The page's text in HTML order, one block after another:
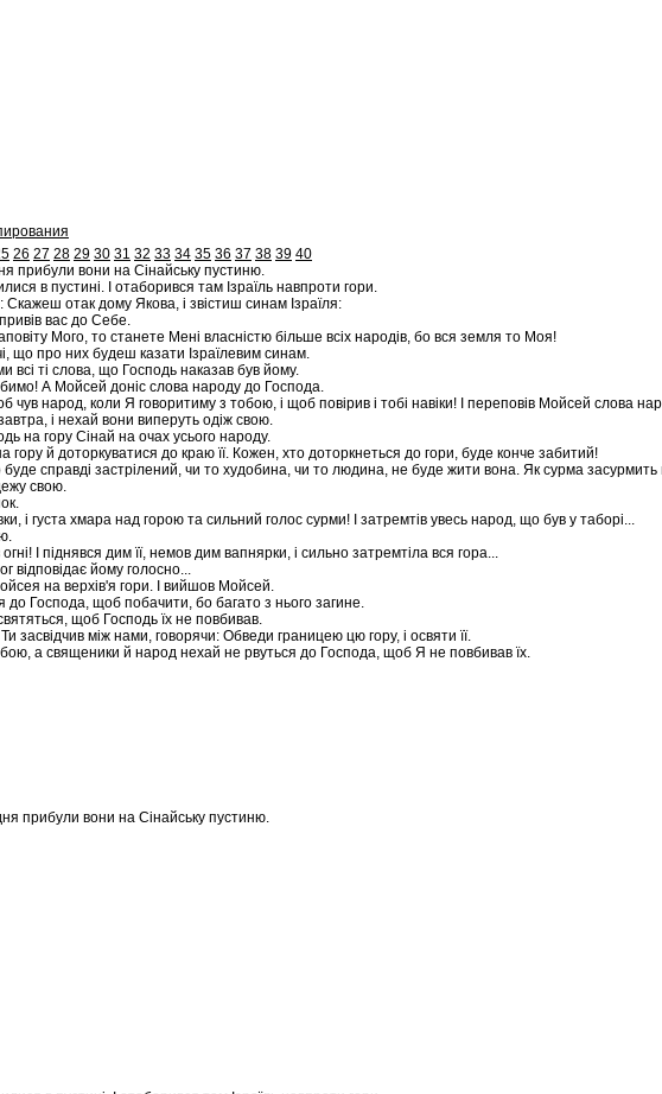
26 27 28 29 30 31 32 33 34 35 36 37 38 39 40
прибули вони на Сінайську пустиню.
в пустині. І отаборився там Ізраїль навпроти гори.
Скажеш отак дому Якова, і звістиш синам Ізраїля:
вас до Себе.
Мого, то станете Мені власністю більше всіх народів, бо вся земля то Моя!
що про них будеш казати Ізраїлевим синам.
всі ті слова, що Господь наказав був йому.
А Мойсей доніс слова народу до Господа.
народ, коли Я говоритиму з тобою, і щоб повірив і тобі навіки! І переповів Мойсей слова
і нехай вони виперуть одіж свою.
на гору Сінай на очах усього народу.
й доторкуватися до краю її. Кожен, хто доторкнеться до гори, буде конче забитий!
справді застрілений, чи то худобина, чи то людина, не буде жити вона. Як сурма
свою.
і густа хмара над горою та сильний голос сурми! І затремтів увесь народ, що був у таборі...
І піднявся дим її, немов дим вапнярки, і сильно затремтіла вся гора...
відповідає йому голосно...
на верхів'я гори. І вийшов Мойсей.
Господа, щоб побачити, бо багато з нього загине.
щоб Господь їх не повбивав.
між нами, говорячи: Обведи границею цю гору, і освяти її.
а священики й народ нехай не рвуться до Господа, щоб Я не повбивав їх.
дня прибули вони на Сінайську пустиню.